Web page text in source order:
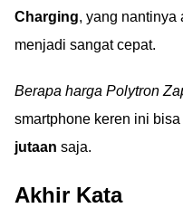
Charging, yang nantinya
menjadi sangat cepat.
Berapa harga Polytron
smartphone keren ini
jutaan saja.
Akhir Kata